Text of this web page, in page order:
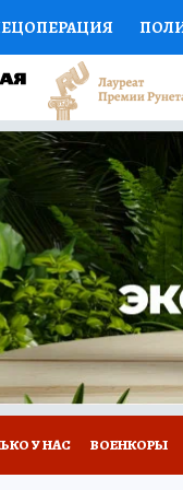
СПОРТ
ДОКТОР
НА СПОРТ
ТЕСТЫ НОВОЕ
У НАС ВОЕНКОРЫ